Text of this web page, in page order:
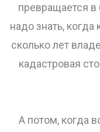
превращается в
надо знать, когда
сколько лет
кадастровая
А потом, когда